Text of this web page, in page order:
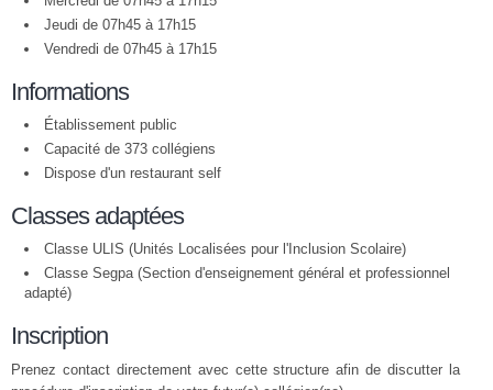
Jeudi de 07h45 à 17h15
Vendredi de 07h45 à 17h15
Informations
Établissement public
Capacité de 373 collégiens
Dispose d'un restaurant self
Classes adaptées
Classe ULIS (Unités Localisées pour l'Inclusion Scolaire)
Classe Segpa (Section d'enseignement général et professionnel
adapté)
Inscription
Prenez contact directement avec cette structure afin de discutter la